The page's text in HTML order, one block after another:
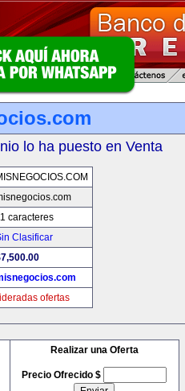
lo ha puesto en Venta
caracteres
Clasificar
ofertas
Realizar una Oferta
Precio Ofrecido $